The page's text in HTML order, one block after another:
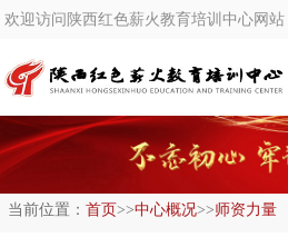
欢迎访问陕西红色薪火教育培训中心网站
当前位置： 首页>>中心概况>>师资力量